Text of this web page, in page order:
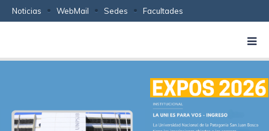
Noticias WebMail Sedes Facultades